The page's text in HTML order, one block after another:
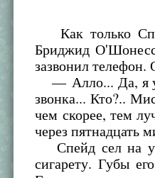
Как только
Бриджид
зазвонил телефон.
— Алло... Да, я у
звонка... Кто?..
чем скорее, тем
через пятнадцать
Спейд сел на
сигарету. Губы